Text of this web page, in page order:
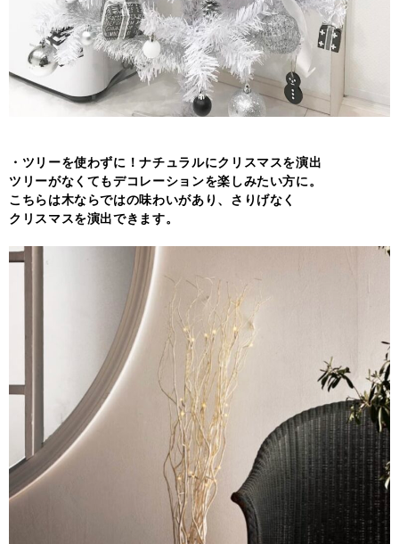
・ツリーを使わずに！ナチュラルにクリスマスを演出
ツリーがなくてもデコレーションを楽しみたい方に。
こちらは木ならではの味わいがあり、さりげなく
クリスマスを演出できます。